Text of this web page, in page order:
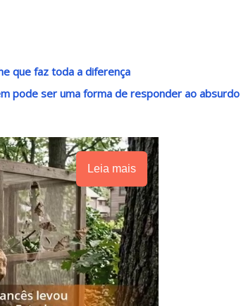
que faz toda a diferença
pode ser uma forma de responder ao absurdo
Leia mais